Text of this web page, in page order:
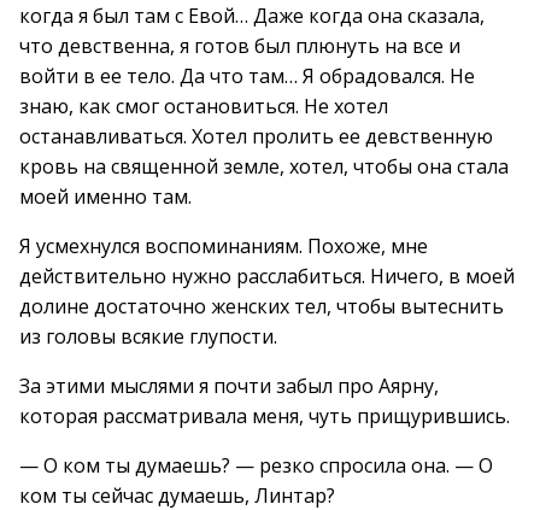
когда я был там с Евой… Даже когда она сказала,
что девственна, я готов был плюнуть на все и
войти в ее тело. Да что там… Я обрадовался. Не
знаю, как смог остановиться. Не хотел
останавливаться. Хотел пролить ее девственную
кровь на священной земле, хотел, чтобы она стала
моей именно там.
Я усмехнулся воспоминаниям. Похоже, мне
действительно нужно расслабиться. Ничего, в моей
долине достаточно женских тел, чтобы вытеснить
из головы всякие глупости.
За этими мыслями я почти забыл про Аярну,
которая рассматривала меня, чуть прищурившись.
— О ком ты думаешь? — резко спросила она. — О
ком ты сейчас думаешь, Линтар?